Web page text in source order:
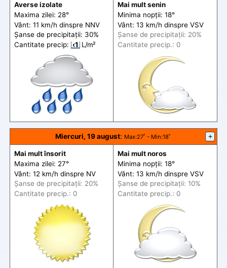
Averse izolate
Maxima zilei: 28°
Vânt: 11 km/h dinspre NNV
Șanse de precipitații: 30%
Cantitate precip: ‹1 L/m²
Mai mult senin
Minima nopții: 18°
Vânt: 13 km/h dinspre VSV
Șanse de precipitații: 20%
Cantitate precip.: 0
Miercuri, 19 august: Max:27˚ - Min:18˚ +
Mai mult însorit
Maxima zilei: 27°
Vânt: 12 km/h dinspre NV
Șanse de precipitații: 20%
Cantitate precip.: 0
Mai mult noros
Minima nopții: 18°
Vânt: 13 km/h dinspre VSV
Șanse de precipitații: 10%
Cantitate precip.: 0